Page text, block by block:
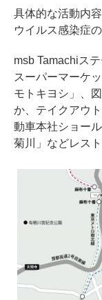
具体的な活動内
ウイルス感染症
msb Tamachiス
スーパーマーケ
モトキヨシ」、
か、テイクアウ
動車本社ショー
菊川」などレス